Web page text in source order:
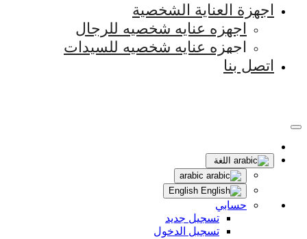
اجهزة العناية الشخصية
اجهزه عنايه شخصيه للرجال
اجهزه عنايه شخصيه للسيدات
اتصل بنا
اللغة
حسابي
تسجيل جديد
تسجيل الدخول